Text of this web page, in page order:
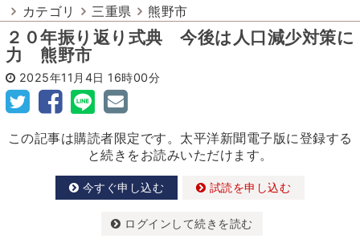
カテゴリ 三重県 熊野市
２０年振り返り式典 今後は人口減少対策に
力 熊野市
2025年11月4日 16時00分
この記事は購読者限定です。太平洋新聞電子版に登録する
と続きをお読みいただけます。
今すぐ申し込む 試読を申し込む
ログインして続きを読む